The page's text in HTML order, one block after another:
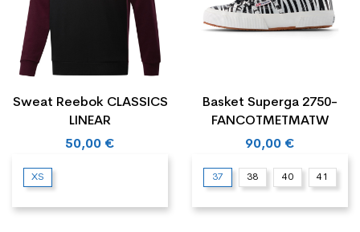
Sweat Reebok CLASSICS
LINEAR
50,00 €
XS
Basket Superga 2750-
FANCOTMETMATW
90,00 €
37 38 40 41